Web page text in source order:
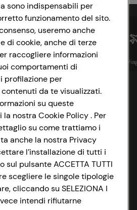
Istituzionale
BOLOGNA
sono indispensabili per
funzionamento del sito.
useremo anche
di cookie, anche di terze
raccogliere informazioni
comportamenti di
profilazione per
da te visualizzati.
su queste
la nostra Cookie Policy . Per
su come trattiamo i
anche la nostra Privacy
l’installazione di tutti i
sul pulsante ACCETTA TUTTI
scegliere le singole tipologie
cliccando su SELEZIONA I
intendi rifiutarne